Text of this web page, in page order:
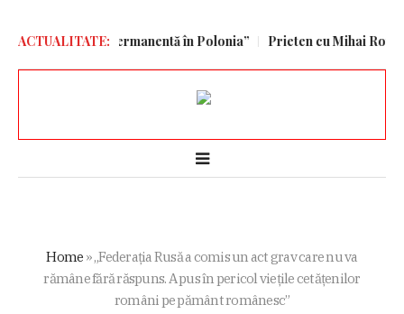
ACTUALITATE:
americană permanentă în Polonia” Prieten cu Mihai
Home »„Federația Rusă a comis un act grav care nu va
rămâne fără răspuns. A pus în pericol viețile cetățenilor
români pe pământ românesc”